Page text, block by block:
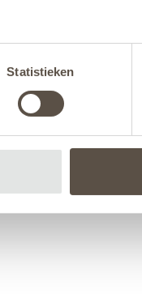
Statistieken